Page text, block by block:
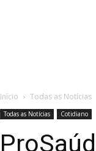
Início Todas as Notícias
Todas as Notícias Cotidiano